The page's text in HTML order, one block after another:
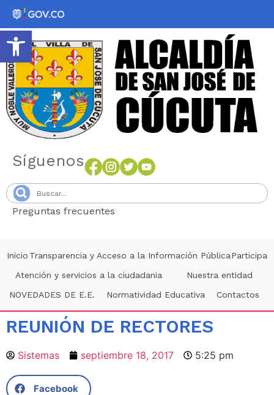
Abrir barra de herramientas
Síguenos
Preguntas frecuentes
Inicio Transparencia y Acceso a la Información PúblicaParticipa
Atención y servicios a la ciudadania
Nuestra entidad
NOVEDADES DE E.E.
Normatividad Educativa Contactos
REUNIÓN DE RECTORES
Sistemas septiembre 18, 2017 5:25 pm
Facebook